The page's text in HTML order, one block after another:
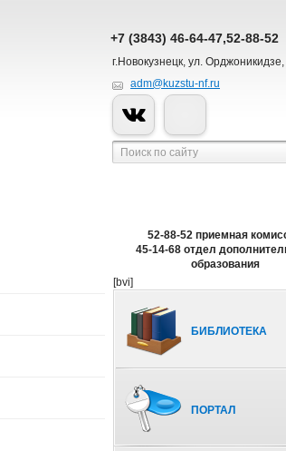
+7 (3843) 46-64-47,52-88-52
г.Новокузнецк, ул.
adm@kuzstu-nf.ru
52-88-52 приемная
45-14-68 отдел
образования
[bvi]
БИБЛИОТЕКА
ПОРТАЛ